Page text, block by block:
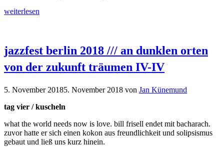
weiterlesen
jazzfest berlin 2018 /// an dunklen orten
von der zukunft träumen IV-IV
5. November 20185. November 2018 von Jan Künemund
tag vier / kuscheln
what the world needs now is love. bill frisell endet mit bacharach.
zuvor hatte er sich einen kokon aus freundlichkeit und solipsismus
gebaut und ließ uns kurz hinein.